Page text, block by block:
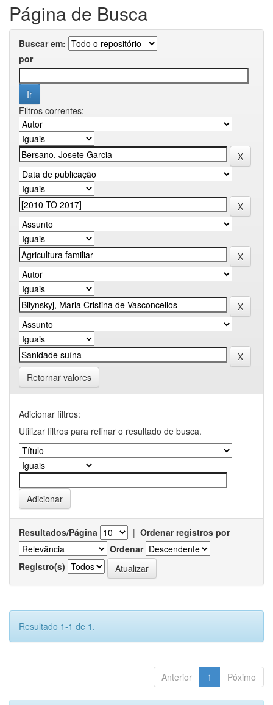
Página de Busca
Buscar em:
por
Filtros correntes:
Retornar valores
Adicionar filtros:
Utilizar filtros para refinar o resultado de busca.
Resultados/Página | Ordenar registros por
Ordenar
Registro(s)
Resultado 1-1 de 1.
Anterior 1 Póximo